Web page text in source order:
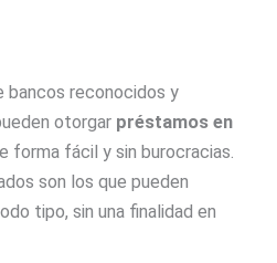
bancos reconocidos y
otorgar préstamos en
forma fácil y sin burocracias.
son los que pueden
tipo, sin una finalidad en